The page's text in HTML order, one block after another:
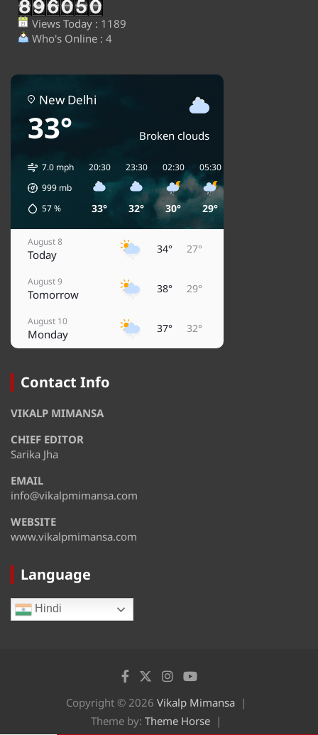
Views Today : 1189
Who's Online : 4
New Delhi
33° Broken clouds
7.0 mph
999 mb
57%
20:30
33°
23:30
32°
02:30
30°
05:30
29°
August 8
Today 34° 27°
August 9
Tomorrow 38° 29°
August 10
Monday 37° 32°
Tuesday
Wednesday
August 13
Thursday
August 14
Friday
Contact Info
VIKALP MIMANSA
CHIEF EDITOR
Sarika Jha
EMAIL
info@vikalpmimansa.com
WEBSITE
www.vikalpmimansa.com
Language
Hindi
Copyright © 2026 Vikalp Mimansa
Theme by: Theme Horse